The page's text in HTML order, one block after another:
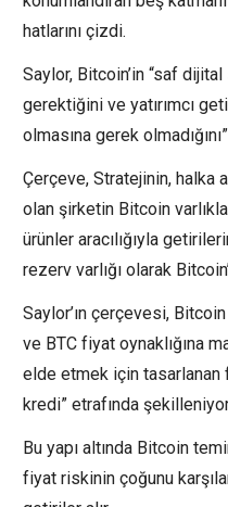
hatlarını çizdi.
Saylor, Bitcoin’in “saf
gerektiğini ve yatırımcı
olmasına gerek
Çerçeve, Stratejinin, halka
olan şirketin Bitcoin
ürünler aracılığıyla
rezerv varlığı olarak
Saylor’ın çerçevesi,
ve BTC fiyat oynaklığına
elde etmek için tasarlanan
kredi” etrafında
Bu yapı altında Bitcoin
fiyat riskinin çoğunu